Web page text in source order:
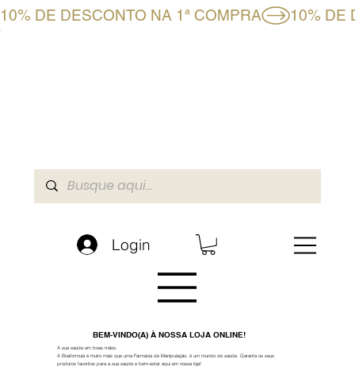
10% DE DESCONTO NA 1ª COMPRA
Login
BEM-VINDO(A) À NOSSA LOJA ONLINE!
A sua saúde em boas mãos.
A Boaformula é muito mais que uma Farmácia de Manipulação, é um mundo de saúde. Garanta os seus
produtos favoritos para a sua saúde e bem-estar aqui em nossa loja!